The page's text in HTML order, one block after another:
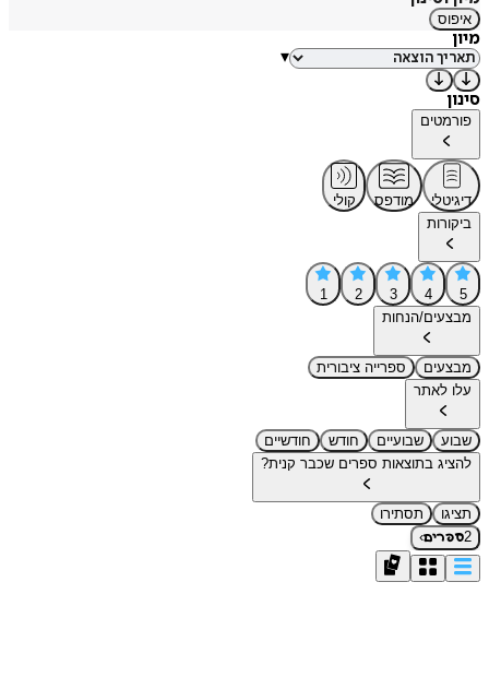
איפוס
מיון
▾
סינון
פורמטים
דיגיטלי מודפס
קולי
ביקורות
5
4
3
2
1
מבצעים/הנחות
מבצעים
ספרייה ציבורית
עלו לאתר
שבוע שבועיים חודש
חודשיים
להציג בתוצאות ספרים שכבר קנית?
תציגו
תסתירו
2ספרים›